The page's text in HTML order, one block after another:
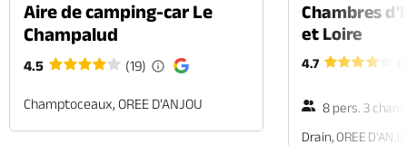
Aire de camping-car Le
Champalud
4.5 (19)
Champtoceaux, OREE D'ANJOU
Chambres
et Loire
4.7
8 pers. 3
Drain, OREE